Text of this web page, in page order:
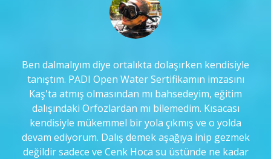
10 yılın ardında Cenk Abim diyorum artık. Derin
mavilikleri senin sayende tanıdım , kıymetli
eğitmenliğin ve arkadaşlığın tartışılmaz. İlk yıldızımı
aldığımda 2. si ne zaman alırız ve daha derinlere
ineriz diye sabırsızlandığımı UNUTAMIYORUM.
Umarım birlikte daha pek çok dalışlı 10 yılları
geride bırakırız.